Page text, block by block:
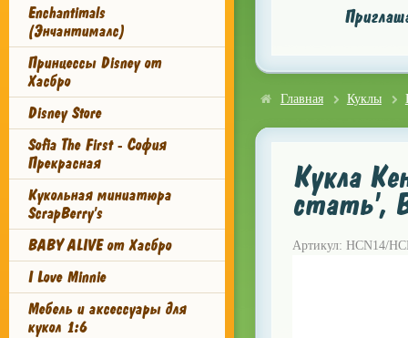
Enchantimals
(Энчантималс)
Принцессы Disney от
Хасбро
Disney Store
Sofia The First - София
Прекрасная
Кукольная миниатюра
ScrapBerry's
BABY ALIVE от Хасбро
I Love Minnie
Мебель и аксессуары для
кукол 1:6
Главная Куклы
Кукла
стать',
Артикул: HCN14/